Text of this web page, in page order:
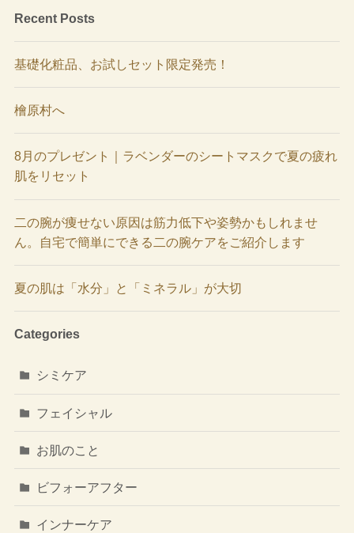
Recent Posts
基礎化粧品、お試しセット限定発売！
檜原村へ
8月のプレゼント｜ラベンダーのシートマスクで夏の疲れ
肌をリセット
二の腕が痩せない原因は筋力低下や姿勢かもしれませ
ん。自宅で簡単にできる二の腕ケアをご紹介します
夏の肌は「水分」と「ミネラル」が大切
Categories
シミケア
フェイシャル
お肌のこと
ビフォーアフター
インナーケア